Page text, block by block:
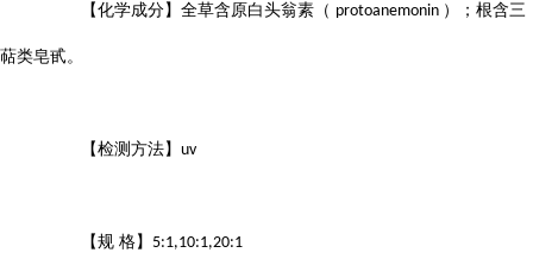
【化学成分】全草含原白头翁素（ protoanemonin ）；根含三
萜类皂甙。
【检测方法】 uv
【规 格】 5:1,10:1,20:1